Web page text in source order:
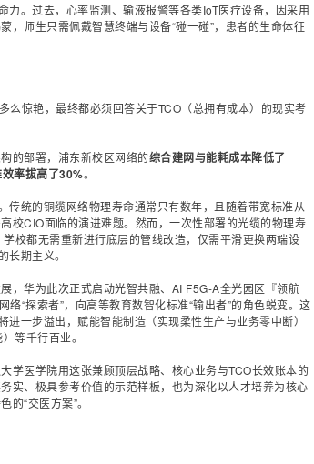
力。过去，心率监测、输液报警等各类IoT医疗设备，因采用
师生只需佩戴智慧终端与设备“碰一碰”，患者的生命体征
惊艳，最终都必须回答关于TCO（总拥有成本）的现实考
的部署，浦东新校区网络的综合建网与能耗成本降低了
率拔高了30%。
传统的铜缆网络物理寿命通常只有数年，且随着带宽标准从
校CIO面临的演进难题。然而，一次性部署的光缆的物理寿
校都无需重新进行底层的管线改造，仅需平滑更换两端设
期主义。
，华为此次正式启动光智共融、AI F5G-A全光园区『领航
“探索者”，向高等教育数智化标准“输出者”的角色蜕变。这
一步溢出，赋能智能制造（实现柔性生产与业务零中断）
等千行百业。
学医学院用这张兼顾顶层战略、核心业务与TCO长效账本的
实、极具参考价值的示范样板，也为深化以人才培养为核心
“交医方案”。